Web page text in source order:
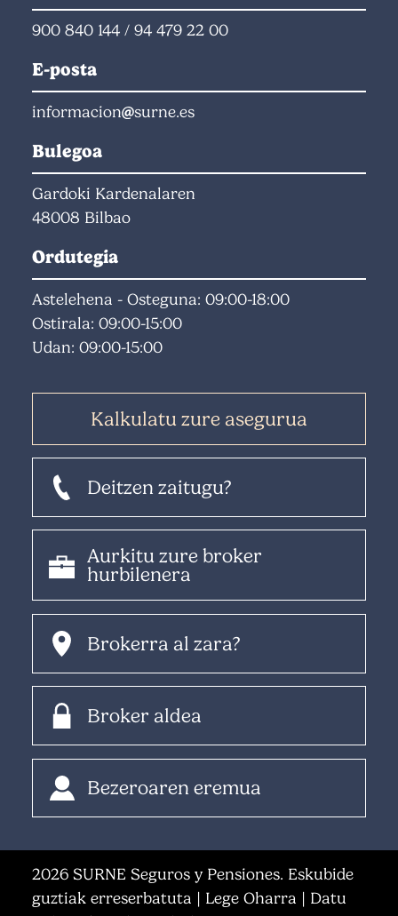
900 840 144 / 94 479 22 00
E-posta
informacion surne.es
Bulegoa
Gardoki Kardenalaren
48008 Bilbao
Ordutegia
Astelehena - Osteguna: 09:00-18:00
Ostirala: 09:00-15:00
Udan: 09:00-15:00
Kalkulatu zure asegurua
Deitzen zaitugu?
Aurkitu zure broker
hurbilenera
Brokerra al zara?
Broker aldea
Bezeroaren eremua
2026 SURNE Seguros y Pensiones. Eskubide
guztiak erreserbatuta | Lege Oharra | Datu